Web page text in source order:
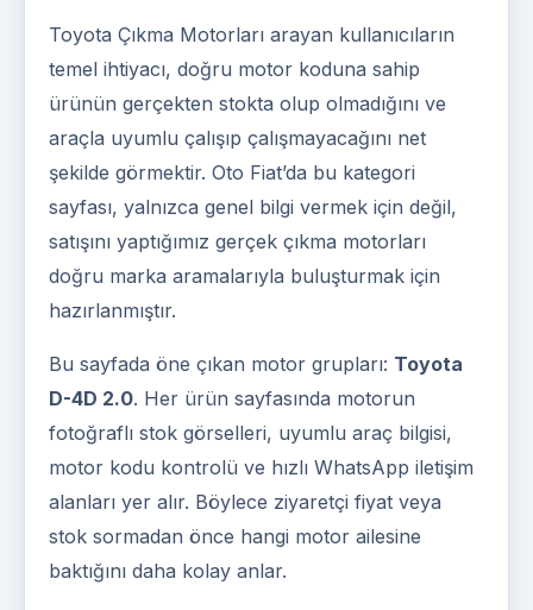
Toyota Çıkma Motorları arayan kullanıcıların
temel ihtiyacı, doğru motor koduna sahip
ürünün gerçekten stokta olup olmadığını ve
araçla uyumlu çalışıp çalışmayacağını net
şekilde görmektir. Oto Fiat’da bu kategori
sayfası, yalnızca genel bilgi vermek için değil,
satışını yaptığımız gerçek çıkma motorları
doğru marka aramalarıyla buluşturmak için
hazırlanmıştır.
Bu sayfada öne çıkan motor grupları: Toyota
D-4D 2.0. Her ürün sayfasında motorun
fotoğraflı stok görselleri, uyumlu araç bilgisi,
motor kodu kontrolü ve hızlı WhatsApp iletişim
alanları yer alır. Böylece ziyaretçi fiyat veya
stok sormadan önce hangi motor ailesine
baktığını daha kolay anlar.